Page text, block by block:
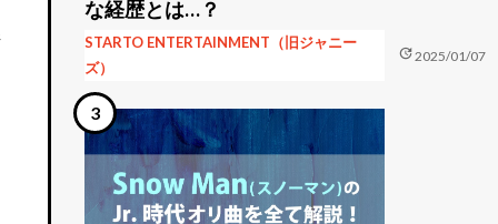
な経歴とは…？
STARTO ENTERTAINMENT（旧ジャニー
ズ）
update2025/01/07